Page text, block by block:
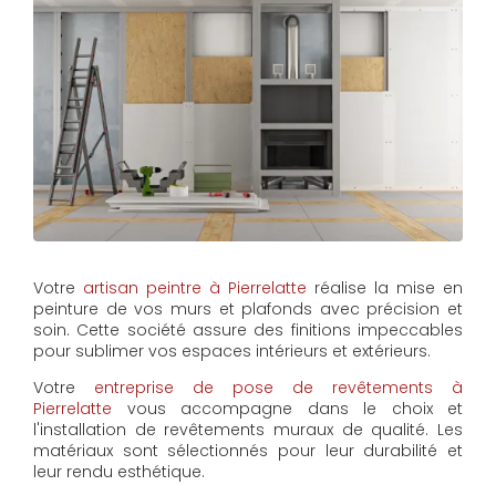
Votre artisan peintre à Pierrelatte réalise la mise en
peinture de vos murs et plafonds avec précision et
soin. Cette société assure des finitions impeccables
pour sublimer vos espaces intérieurs et extérieurs.
Votre entreprise de pose de revêtements à
Pierrelatte vous accompagne dans le choix et
l'installation de revêtements muraux de qualité. Les
matériaux sont sélectionnés pour leur durabilité et
leur rendu esthétique.